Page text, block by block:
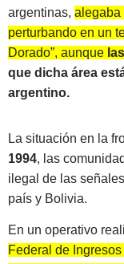
argentinas, alegaba
perturbando en un
Dorado”, aunque
que dicha área
argentino.
La situación en la
1994, las
ilegal de las
país y Bolivia.
En un operativo
Federal de